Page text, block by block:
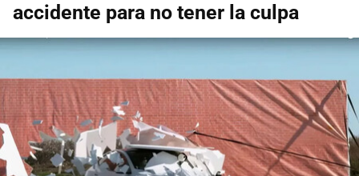
accidente para no tener la culpa